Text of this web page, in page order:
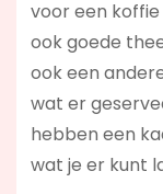
voor een
ook goede
ook een
wat er
hebben een
wat je er kunt